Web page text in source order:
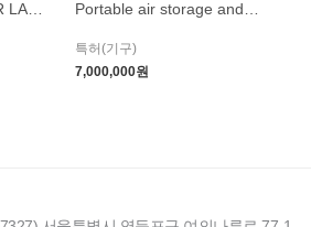
Portable air storage and
특허(기구)
7,000,000원